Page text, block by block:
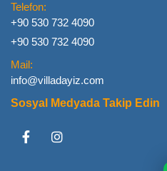
Telefon:
+90 530 732 4090
+90 530 732 4090
Mail:
info@villadayiz.com
Sosyal Medyada Takip Edin